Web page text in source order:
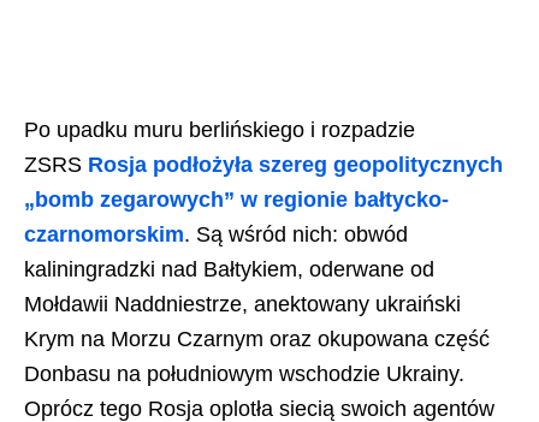
Po upadku muru berlińskiego i rozpadzie
ZSRS Rosja podłożyła szereg geopolitycznych
„bomb zegarowych” w regionie bałtycko-
czarnomorskim. Są wśród nich: obwód
kaliningradzki nad Bałtykiem, oderwane od
Mołdawii Naddniestrze, anektowany ukraiński
Krym na Morzu Czarnym oraz okupowana część
Donbasu na południowym wschodzie Ukrainy.
Oprócz tego Rosja oplotła siecią swoich agentów